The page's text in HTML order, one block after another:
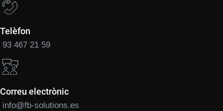
Telèfon
93 467 21 59
Correu electrònic
info@fb-solutions.es